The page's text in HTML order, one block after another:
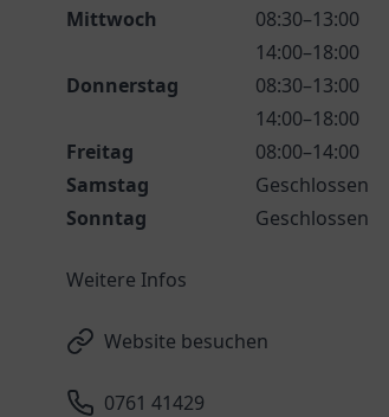
Mittwoch
08:30–13:00
14:00–18:00
Donnerstag
08:30–13:00
14:00–18:00
Freitag
08:00–14:00
Samstag
Geschlossen
Sonntag
Geschlossen
Weitere Infos
Website besuchen
0761 41429